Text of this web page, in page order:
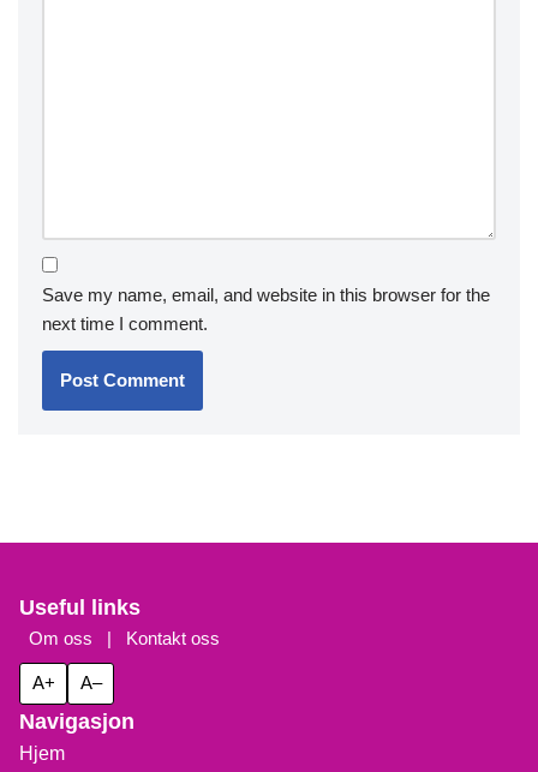
Save my name, email, and website in this browser for the
next time I comment.
Useful links
Om oss | Kontakt oss
A+ A–
Navigasjon
Hjem